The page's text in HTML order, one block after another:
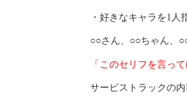
・好きなキャラを1
○○さん、○○ちゃん、
「このセリフを言っ
サービストラックの内